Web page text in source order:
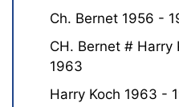
Ch. Bernet 1956 -
CH. Bernet # Harry
1963
Harry Koch 1963 -